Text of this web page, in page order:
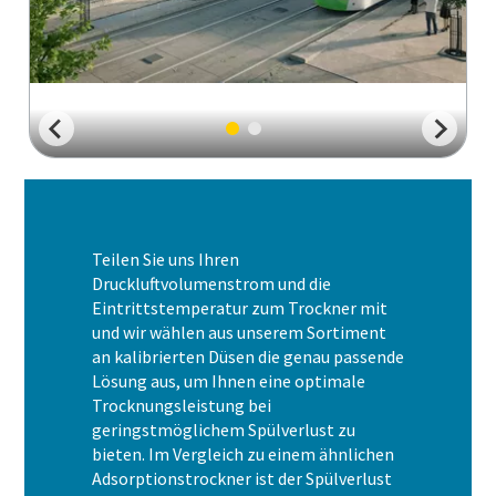
Teilen Sie uns Ihren
Druckluftvolumenstrom und die
Eintrittstemperatur zum Trockner mit
und wir wählen aus unserem Sortiment
an kalibrierten Düsen die genau passende
Lösung aus, um Ihnen eine optimale
Trocknungsleistung bei
geringstmöglichem Spülverlust zu
bieten. Im Vergleich zu einem ähnlichen
Adsorptionstrockner ist der Spülverlust